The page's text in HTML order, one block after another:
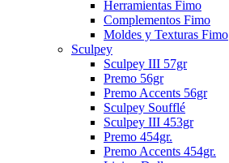
Herramientas Fimo
Complementos Fimo
Moldes y Texturas Fimo
Sculpey
Sculpey III 57gr
Premo 56gr
Premo Accents 56gr
Sculpey Soufflé
Sculpey III 453gr
Premo 454gr.
Premo Accents 454gr.